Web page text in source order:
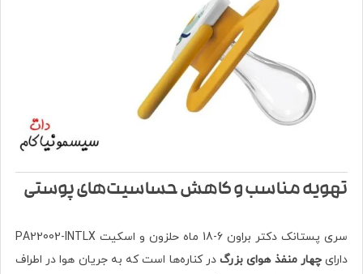
تهویه مناسب و کاهش حساسیت‌های پوستی
سری پستانک دکتر براون 6-18 ماه حلزون و اسکیت PA22002-INTLX
دارایچهار منفذ هوای بزرگدر کناره‌ها است که به جریان هوا در اطراف